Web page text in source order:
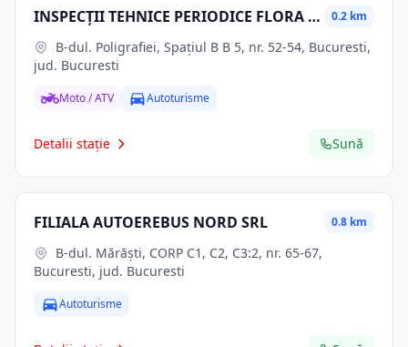
INSPECŢII TEHNICE PERIODICE FLORA SRL 0.2 km
jud. Bucuresti
Moto / ATV Autoturisme
Detalii stație Sună
FILIALA AUTOEREBUS NORD SRL 0.8 km
Bucuresti, jud. Bucuresti
Autoturisme